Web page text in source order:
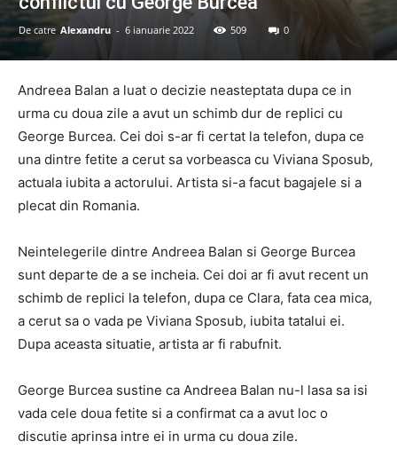
De catre Alexandru - 6 ianuarie 2022 509 0
Andreea Balan a luat o decizie neasteptata dupa ce in
urma cu doua zile a avut un schimb dur de replici cu
George Burcea. Cei doi s-ar fi certat la telefon, dupa ce
una dintre fetite a cerut sa vorbeasca cu Viviana Sposub,
actuala iubita a actorului. Artista si-a facut bagajele si a
plecat din Romania.
Neintelegerile dintre Andreea Balan si George Burcea
sunt departe de a se incheia. Cei doi ar fi avut recent un
schimb de replici la telefon, dupa ce Clara, fata cea mica,
a cerut sa o vada pe Viviana Sposub, iubita tatalui ei.
Dupa aceasta situatie, artista ar fi rabufnit.
George Burcea sustine ca Andreea Balan nu-l lasa sa isi
vada cele doua fetite si a confirmat ca a avut loc o
discutie aprinsa intre ei in urma cu doua zile.